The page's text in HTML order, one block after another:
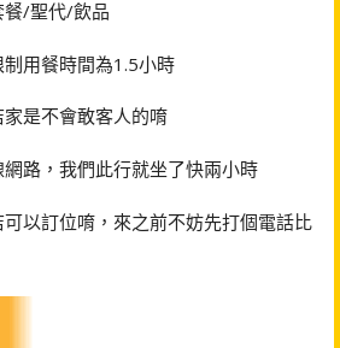
餐/聖代/飲品
用餐時間為1.5小時
是不會敢客人的唷
路，我們此行就坐了快兩小時
以訂位唷，來之前不妨先打個電話比